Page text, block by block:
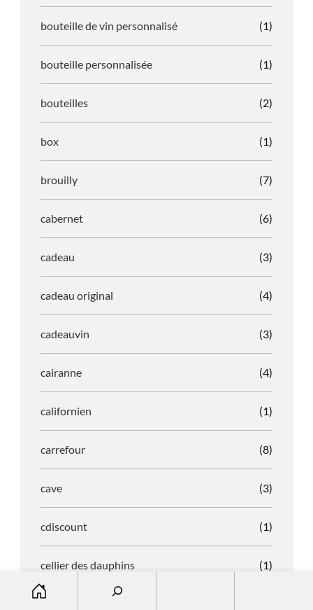
bouteille de vin personnalisé (1)
bouteille personnalisée (1)
bouteilles (2)
box (1)
brouilly (7)
cabernet (6)
cadeau (3)
cadeau original (4)
cadeauvin (3)
cairanne (4)
californien (1)
carrefour (8)
cave (3)
cdiscount (1)
cellier des dauphins (1)